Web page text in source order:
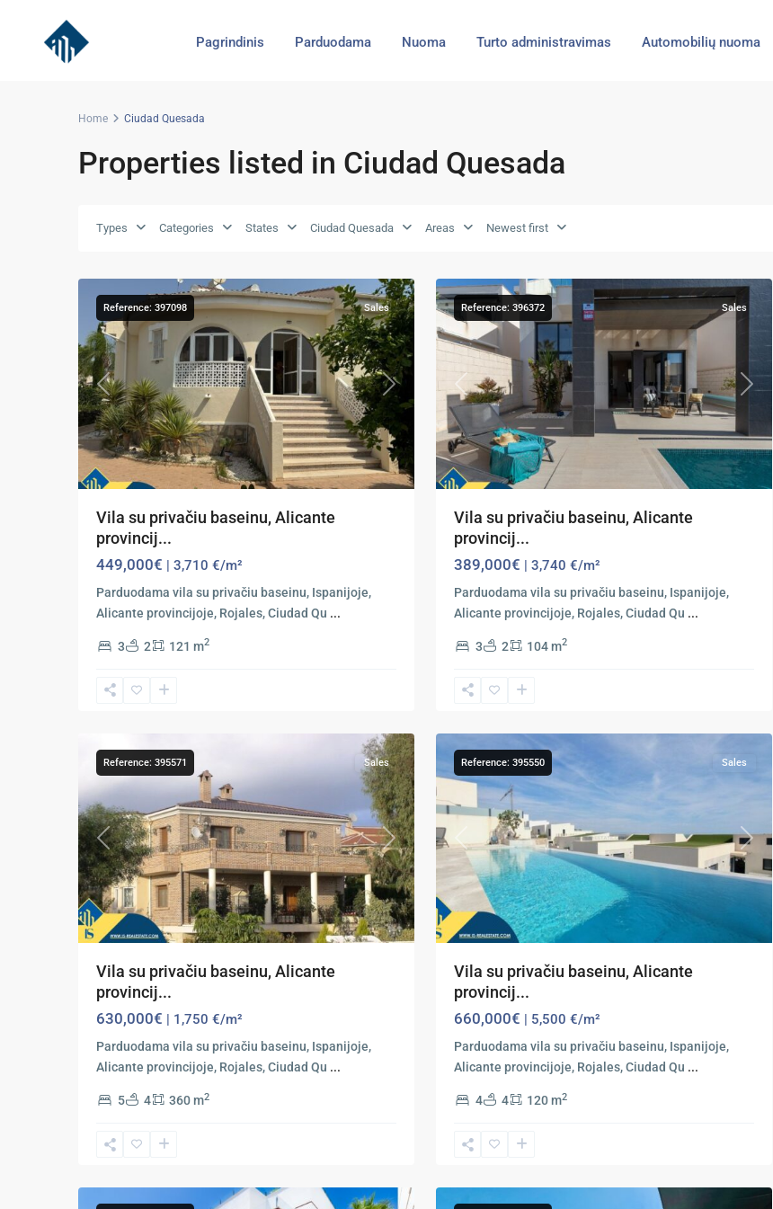
Pagrindinis Parduodama Nuoma Turto administravimas Automobilių nuoma
Home Ciudad Quesada
Properties listed in Ciudad Quesada
Types Categories States Ciudad Quesada Areas Newest first
Previous Next
Reference: 397098 Sales
Vila su privačiu baseinu, Alicante
provincij...
449,000€ | 3,710 €/m²
Parduodama vila su privačiu baseinu, Ispanijoje,
Alicante provincijoje, Rojales, Ciudad Qu ...
3 2 121 m2
Previous Next
Reference: 396372 Sales
Vila su privačiu baseinu, Alicante
provincij...
389,000€ | 3,740 €/m²
Parduodama vila su privačiu baseinu, Ispanijoje,
Alicante provincijoje, Rojales, Ciudad Qu ...
3 2 104 m2
Quesada
Previous Next
Reference: 395571 Sales
Vila su privačiu baseinu, Alicante
provincij...
630,000€ | 1,750 €/m²
Parduodama vila su privačiu baseinu, Ispanijoje,
Alicante provincijoje, Rojales, Ciudad Qu ...
5 4 360 m2
Quesada
Previous Next
Reference: 395550 Sales
Vila su privačiu baseinu, Alicante
provincij...
660,000€ | 5,500 €/m²
Parduodama vila su privačiu baseinu, Ispanijoje,
Alicante provincijoje, Rojales, Ciudad Qu ...
4 4 120 m2
Quesada
Quesada